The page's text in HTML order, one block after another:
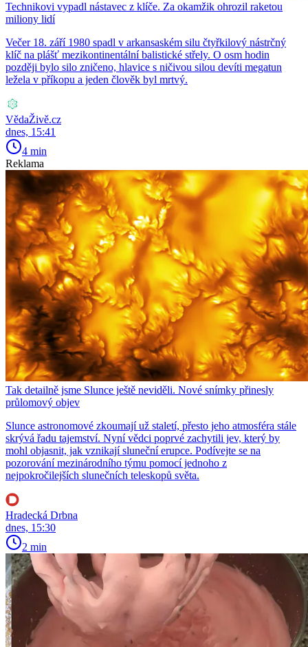
Technikovi vypadl nástavec z klíče. Za okamžik ohrozil raketou
miliony lidí
Večer 18. září 1980 spadl v arkansaském silu čtyřkilový nástrčný
klíč na plášť mezikontinentální balistické střely. O osm hodin
později bylo silo zničeno, hlavice s ničivou silou devíti megatun
ležela v příkopu a jeden člověk byl mrtvý.
VědaŽivě.cz
dnes, 15:41
4 min
Reklama
Tak detailně jsme Slunce ještě neviděli. Nové snímky přinesly
průlomový objev
Slunce astronomové zkoumají už staletí, přesto jeho atmosféra stále
skrývá řadu tajemství. Nyní vědci poprvé zachytili jev, který by
mohl objasnit, jak vznikají sluneční erupce. Podívejte se na
pozorování mezinárodního týmu pomocí jednoho z
nejpokročilejších slunečních teleskopů světa.
Hradecká Drbna
dnes, 15:30
2 min